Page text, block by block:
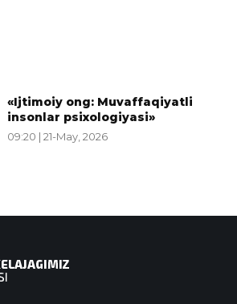
«Ijtimoiy ong: Muvaffaqiyatli
insonlar psixologiyasi»
09:20 | 21-May, 2026